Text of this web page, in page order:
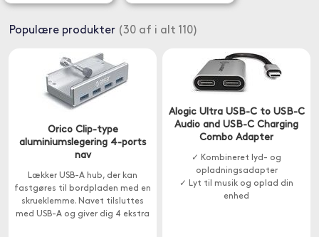
Populære produkter (30 af i alt 110)
Orico Clip-type
aluminiumslegering 4-ports
nav
Lækker USB-A hub, der kan
fastgøres til bordpladen med en
skrueklemme. Navet tilsluttes
med USB-A og giver dig 4 ekstra
Alogic Ultra USB-C to USB-C
Audio and USB-C Charging
Combo Adapter
✓ Kombineret lyd- og
opladningsadapter
✓ Lyt til musik og oplad din
enhed